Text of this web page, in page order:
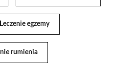
Leczenie egzemy
rumienia